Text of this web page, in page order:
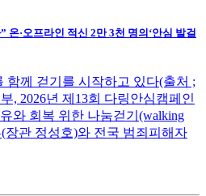
온·오프라인 적신 2만 3천 명의‘안심 발걸
함께 걷기를 시작하고 있다(출처 ;
, 2026년 제13회 다링안심캠페인
와 회복 위한 나눔걷기(walking
(장관 정성호)와 전국 범죄피해자